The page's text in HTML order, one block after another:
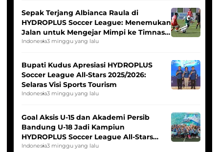
Sepak Terjang Albianca Raula di
HYDROPLUS Soccer League: Menemukan
Jalan untuk Mengejar Mimpi ke Timnas
Indonesia Putri
Indonesia3 minggu yang lalu
Bupati Kudus Apresiasi HYDROPLUS
Soccer League All-Stars 2025/2026:
Selaras Visi Sports Tourism
Indonesia3 minggu yang lalu
Goal Aksis U-15 dan Akademi Persib
Bandung U-18 Jadi Kampiun
HYDROPLUS Soccer League All-Stars
2025/2026
Indonesia3 minggu yang lalu